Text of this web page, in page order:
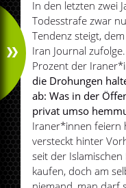
In den letzten zwei
Todesstrafe zwar
Tendenz steigt,
Iran Journal
Prozent der
die Drohungen
ab: Was in der
privat umso
Iraner*innen feiern
versteckt hinter
seit der
kaufen, doch am